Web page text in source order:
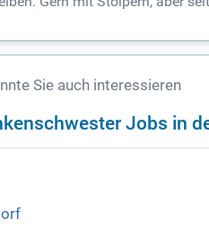
Sie auch interessieren
Jobs in